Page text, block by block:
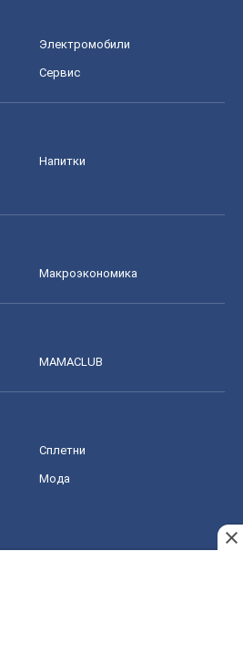
Электромобили
Сервис
Напитки
Mакроэкономика
MAMACLUB
Сплетни
Мода